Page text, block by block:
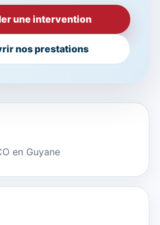
une intervention
nos prestations
en Guyane